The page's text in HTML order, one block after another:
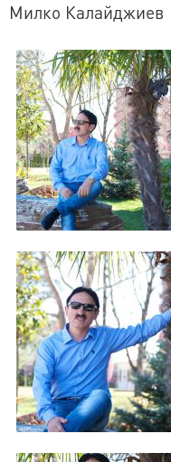
Милко Калайджиев